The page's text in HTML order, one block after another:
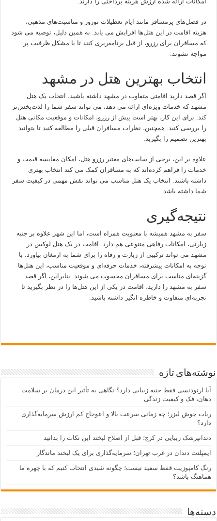
در فصل‌های پرمسافر مانند ایام تعطیلات نوروز و مناسبت‌های مذهبی،
هزینه اقامت در این هتل‌ها افزایش می یابد. به همین دلیل، توصیه می شود
که مسافران برای رزرو، از قبل برنامه‌ریزی کنند تا با مشکل ظرفیت پر
مواجه نشوند.
انتخاب بهترین هتل در مشهد
اگر قصد دارید اقامتی متفاوت در مشهد داشته باشید، انتخاب یک هتل
مشهد که خدمات ویژه‌ای ارائه می دهد، می تواند سفر شما را لذت‌بخش‌تر
کند. برای این کار، بهتر است پیش از رزرو، امکانات و موقعیت مکانی هتل
را بررسی کنید. همچنین، نظرات مسافران قبلی را مطالعه کنید تا بتوانید
بهترین تصمیم را بگیرید.
علاوه بر این، برخی از سایت‌های معتبر رزرو هتل، امکان مقایسه قیمت و
خدمات را فراهم کرده‌اند که به مسافران کمک می کند انتخاب بهتری
داشته باشند. انتخاب یک هتل مناسب می تواند نقش مهمی در کیفیت سفر
شما داشته باشد.
نتیجه‌گیری
سفر به مشهد همیشه با معنویت همراه است، اما این شهر علاوه بر جنبه
زیارتی، امکانات رفاهی متنوعی هم دارد. اقامت در یک هتل لوکس در
مشهد می تواند ترکیبی از زیارت و رفاه را برای شما به ارمغان بیاورد. با
توجه به امکانات پیشرفته، خدمات حرفه‌ای و موقعیت مناسب، این هتل‌ها
گزینه‌ای مناسب برای مسافران محسوب می شوند. بنابراین، اگر قصد
سفر به مشهد را دارید، اقامت در یکی از این هتل‌ها را در نظر بگیرید تا
تجربه‌ای متفاوت و خاطره انگیز داشته باشید.
نوشته‌های تازه
آیا ارتودنسی فقط جنبه زیبایی دارد؟ نگاهی به تأثیر این درمان بر سلامت
دهان، فک و کیفیت زندگی
ربات جوش لیزر؛ چه زمانی سرعت بالا و اعوجاج کم ارزش سرمایه‌گذاری
دارد؟
دندانپزشک زیبایی در کرج؛ قبل از اصلاح لبخند این نکات را بدانید
ایمپلنت دندان در غرب تهران؛ سرمایه‌گذاری برای یک لبخند ماندگار
رنگ کامپوزیت فقط سفید نیست؛ چگونه شیدی انتخاب کنیم که با چهره ما
هماهنگ باشد؟
دسته‌ها